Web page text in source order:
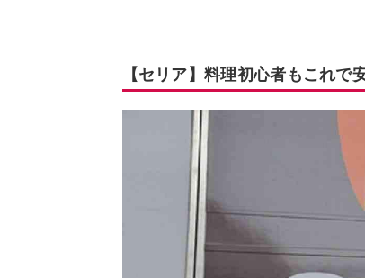
【セリア】料理初心者もこれ